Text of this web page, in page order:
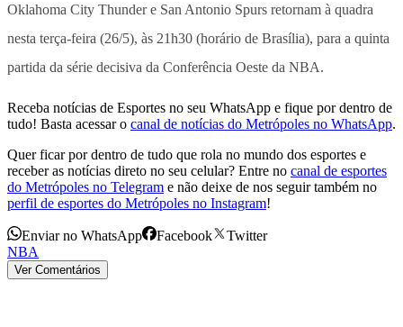
Oklahoma City Thunder e San Antonio Spurs retornam à quadra
nesta terça-feira (26/5), às 21h30 (horário de Brasília), para a quinta
partida da série decisiva da Conferência Oeste da NBA.
Receba notícias de Esportes no seu WhatsApp e fique por dentro de
tudo! Basta acessar o canal de notícias do Metrópoles no WhatsApp.
Quer ficar por dentro de tudo que rola no mundo dos esportes e
receber as notícias direto no seu celular? Entre no canal de esportes
do Metrópoles no Telegram e não deixe de nos seguir também no
perfil de esportes do Metrópoles no Instagram!
Enviar no WhatsApp Facebook
Twitter
NBA
Ver Comentários